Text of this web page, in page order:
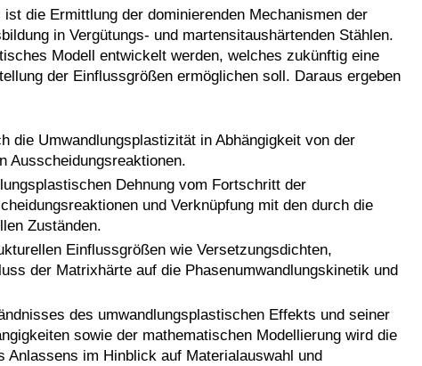
die Ermittlung der dominierenden Mechanismen der
in Vergütungs- und martensitaushärtenden Stählen.
Modell entwickelt werden, welches zukünftig eine
der Einflussgrößen ermöglichen soll. Daraus ergeben
die Umwandlungsplastizität in Abhängigkeit von der
Ausscheidungsreaktionen.
Dehnung vom Fortschritt der
und Verknüpfung mit den durch die
Zuständen.
Einflussgrößen wie Versetzungsdichten,
der Matrixhärte auf die Phasenumwandlungskinetik und
des umwandlungsplastischen Effekts und seiner
sowie der mathematischen Modellierung wird die
im Hinblick auf Materialauswahl und